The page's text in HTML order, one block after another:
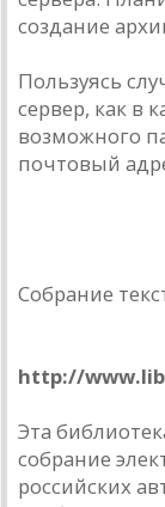
создание
Пользуясь
сервер, как в
возможного
почтовый
Собрание
http://
Эта
собрание
российских